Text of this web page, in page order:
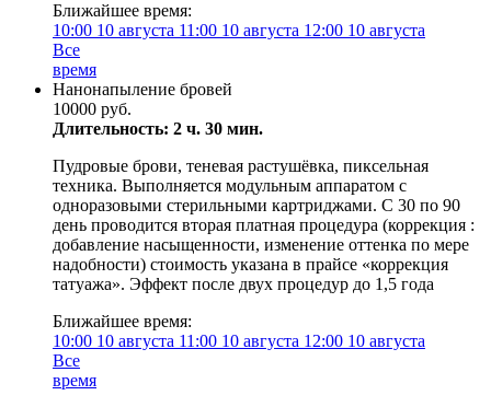
Ближайшее время:
10:00 10 августа 11:00 10 августа 12:00 10 августа
Все
время
Нанонапыление бровей
10000 руб.
Длительность: 2 ч. 30 мин.
Пудровые брови, теневая растушёвка, пиксельная
техника. Выполняется модульным аппаратом с
одноразовыми стерильными картриджами. С 30 по 90
день проводится вторая платная процедура (коррекция :
добавление насыщенности, изменение оттенка по мере
надобности) стоимость указана в прайсе «коррекция
татуажа». Эффект после двух процедур до 1,5 года
Ближайшее время:
10:00 10 августа 11:00 10 августа 12:00 10 августа
Все
время